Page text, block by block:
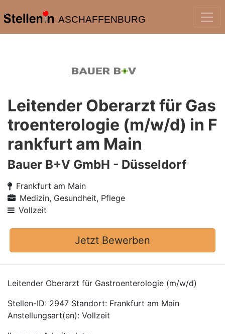
ASCHAFFENBURG
Leitender Oberarzt für Gas
troenterologie (m/w/d) in F
rankfurt am Main
Bauer B+V GmbH - Düsseldorf
Frankfurt am Main
Medizin, Gesundheit, Pflege
Vollzeit
Jetzt Bewerben
Leitender Oberarzt für Gastroenterologie (m/w/d)
Stellen-ID: 2947 Standort: Frankfurt am Main
Anstellungsart(en): Vollzeit